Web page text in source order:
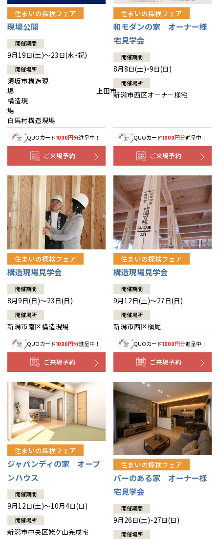
住まいの探検フェア
現場公開
開催期間
9月19日(土)～23日(水・祝)
開催場所
須坂市構造現
場 上田市
構造現
場
白馬村構造現場
QUOカード1000円分進呈中！
ご来場予約
住まいの探検フェア
和モダンの家 オーナー様
宅見学会
開催期間
8月8日(土)・9日(日)
開催場所
新潟市西区オーナー様宅
QUOカード1000円分進呈中！
ご来場予約
住まいの探検フェア
構造現場見学会
開催期間
8月9日(日)～23日(日)
開催場所
新潟市南区構造現場
QUOカード1000円分進呈中！
ご来場予約
住まいの探検フェア
構造現場見学会
開催期間
9月12日(土)～27日(日)
開催場所
新潟市西区槇尾
QUOカード1000円分進呈中！
ご来場予約
住まいの探検フェア
ジャパンディの家 オープ
ンハウス
開催期間
9月12日(土)～10月4日(日)
開催場所
新潟市中央区姥ケ山完成宅
住まいの探検フェア
バーのある家 オーナー様
宅見学会
開催期間
9月26日(土)・27日(日)
開催場所